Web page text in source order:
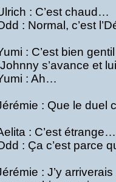
: C’est chaud…
: Normal, c’est
: C’est bien
s’avance et
: Ah…
: Que le duel
: C’est
: Ça c’est parce
: J’y